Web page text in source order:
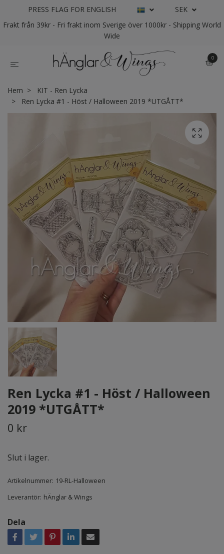
PRESS FLAG FOR ENGLISH
SEK
Frakt från 39kr - Fri frakt inom Sverige över 1000kr - Shipping World
Wide
0
Hem
KIT - Ren Lycka
Ren Lycka #1 - Höst / Halloween 2019 *UTGÅTT*
Ren Lycka #1 - Höst / Halloween
2019 *UTGÅTT*
0 kr
Slut i lager.
Artikelnummer: 19-RL-Halloween
Leverantör: hÄnglar & Wings
Dela